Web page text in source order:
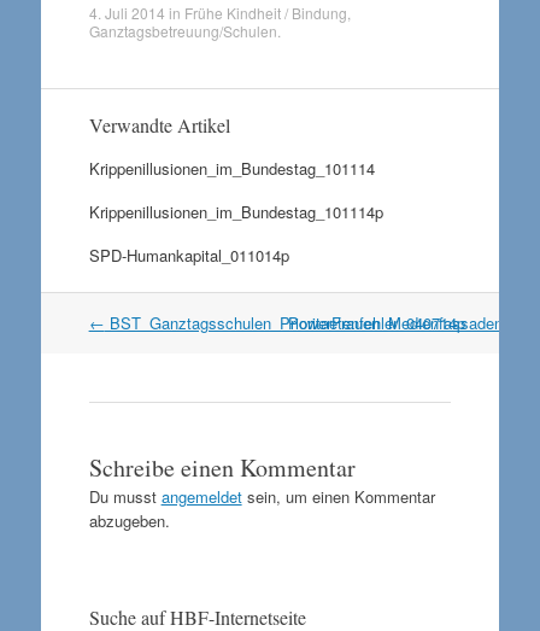
4. Juli 2014 in Frühe Kindheit / Bindung
Ganztagsbetreuung/Schulen
Verwandte Artikel
Krippenillusionen_im_Bundestag_101114
Krippenillusionen_im_Bundestag_101114p
SPD-Humankapital_011014p
Artikel
← BST_Ganztagsschulen_Prioritaetenfehler_040714p
Schreibe einen Kommentar
Du musst angemeldetsein, um einen Kommentar
abzugeben.
Suche auf HBF-Internetseite